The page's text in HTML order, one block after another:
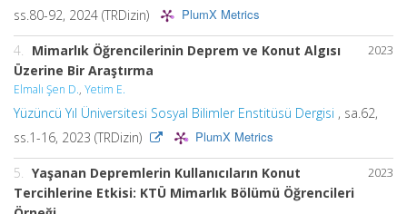
ss.80-92, 2024 (TRDizin)
PlumX Metrics
2023
4. Mimarlık Öğrencilerinin Deprem ve Konut Algısı
Üzerine Bir Araştırma
Elmalı Şen D., Yetim E.
Yüzüncü Yıl Üniversitesi Sosyal Bilimler Enstitüsü Dergisi , sa.62,
ss.1-16, 2023 (TRDizin)
PlumX Metrics
2023
5. Yaşanan Depremlerin Kullanıcıların Konut
Tercihlerine Etkisi: KTÜ Mimarlık Bölümü Öğrencileri